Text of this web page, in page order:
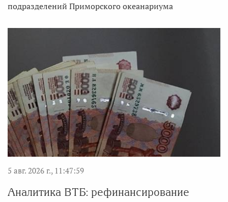
подразделений Приморского океанариума
5 авг. 2026 г., 11:47:59
Аналитика ВТБ: рефинансирование